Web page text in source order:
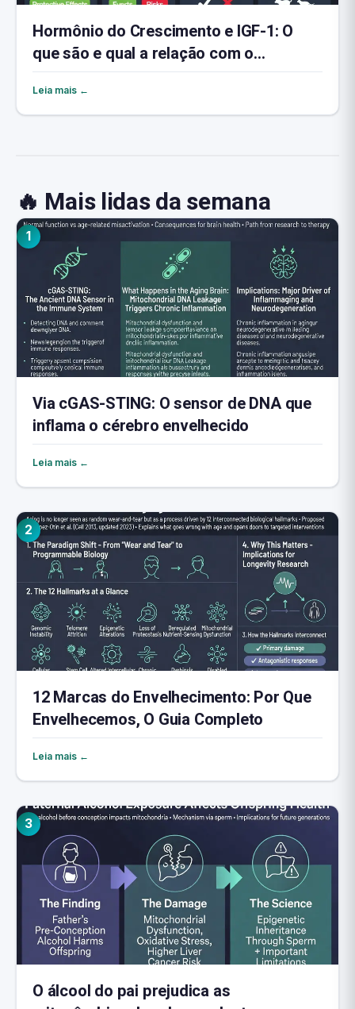
Hormônio do Crescimento e IGF-1: O
que são e qual a relação com o
envelhecimento
Leia mais ←
🔥 Mais lidas da semana
1
Via cGAS-STING: O sensor de DNA que
inflama o cérebro envelhecido
Leia mais ←
2
12 Marcas do Envelhecimento: Por Que
Envelhecemos, O Guia Completo
Leia mais ←
3
O álcool do pai prejudica as